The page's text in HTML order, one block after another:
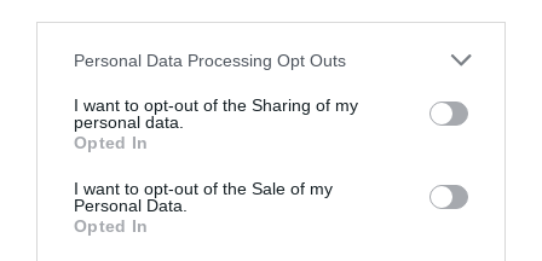
Personal Data Processing Opt Outs
I want to opt-out of the Sharing of my
personal data.
Opted In
I want to opt-out of the Sale of my
Personal Data.
Opted In